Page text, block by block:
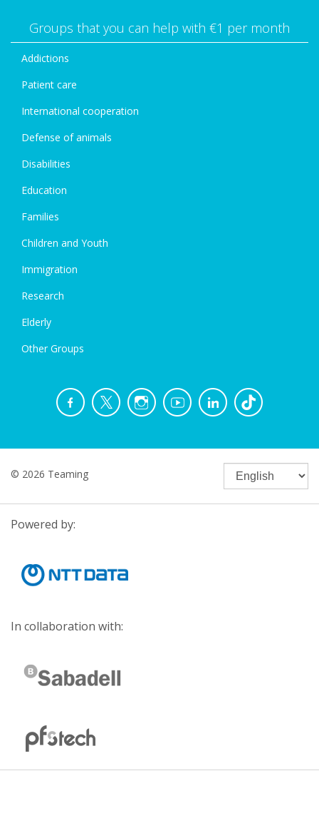
Groups that you can help with €1 per month
Addictions
Patient care
International cooperation
Defense of animals
Disabilities
Education
Families
Children and Youth
Immigration
Research
Elderly
Other Groups
© 2026 Teaming
Powered by:
In collaboration with: